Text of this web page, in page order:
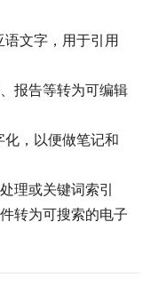
语文字，用于引用
报告等转为可编辑
，以便做笔记和
理或关键词索引
转为可搜索的电子